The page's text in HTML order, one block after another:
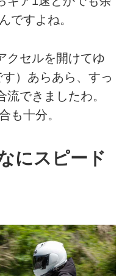
ですよね。
クセルを開けてゆ
）あらあら、すっ
できましたわ。
も十分。
にスピード